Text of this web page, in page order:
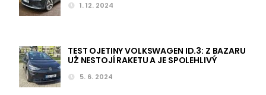
1. 12. 2024
TEST OJETINY VOLKSWAGEN ID.3: Z BAZARU
UŽ NESTOJÍ RAKETU A JE SPOLEHLIVÝ
5. 6. 2024